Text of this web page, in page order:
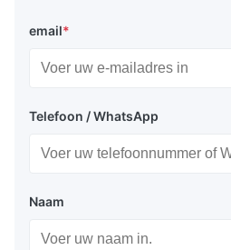
email*
Telefoon / WhatsApp
Naam